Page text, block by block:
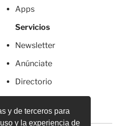
y de terceros para
y la experiencia de
Apps
Servicios
Newsletter
Anúnciate
Directorio